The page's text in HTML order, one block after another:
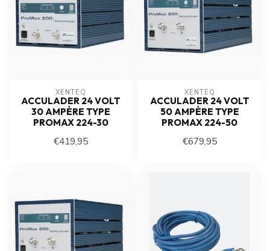
XENTEQ
ACCULADER 24 VOLT
30 AMPÈRE TYPE
PROMAX 224-30
€419,95
XENTEQ
ACCULADER 24 VOLT
50 AMPÈRE TYPE
PROMAX 224-50
€679,95